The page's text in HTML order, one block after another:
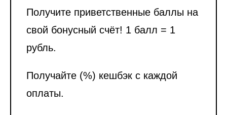
Получите приветственные баллы на
свой бонусный счёт! 1 балл = 1
рубль.
Получайте (%) кешбэк с каждой
оплаты.